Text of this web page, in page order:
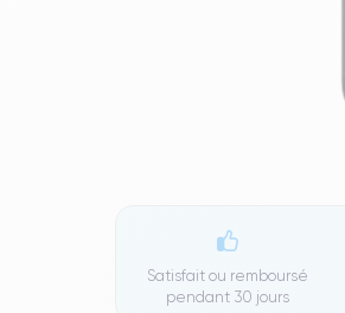
Satisfait ou remboursé
pendant 30 jours